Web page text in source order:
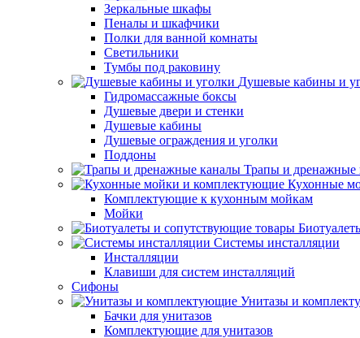
Зеркальные шкафы
Пеналы и шкафчики
Полки для ванной комнаты
Светильники
Тумбы под раковину
Душевые кабины и
Гидромассажные боксы
Душевые двери и стенки
Душевые кабины
Душевые ограждения и уголки
Поддоны
Трапы и дренажные
Кухонные
Комплектующие к кухонным мойкам
Мойки
Системы инсталляции
Инсталляции
Клавиши для систем инсталляций
Сифоны
Унитазы и
Бачки для унитазов
Комплектующие для унитазов